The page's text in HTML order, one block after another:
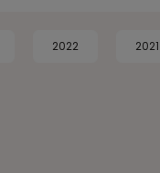
2022 2021